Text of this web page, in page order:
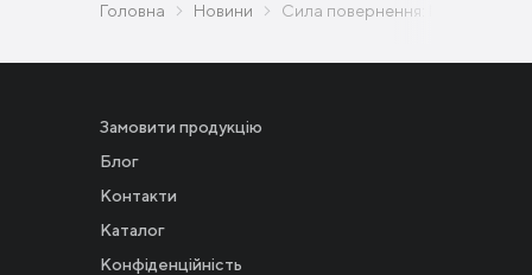
Головна Новини Сила повернення: Метінвест
Замовити продукцію
Блог
Контакти
Каталог
Конфіденційність